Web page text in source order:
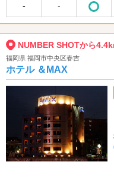
-
-
NUMBER SHOTから
福岡県 福岡市中央区春吉
ホテル ＆MAX